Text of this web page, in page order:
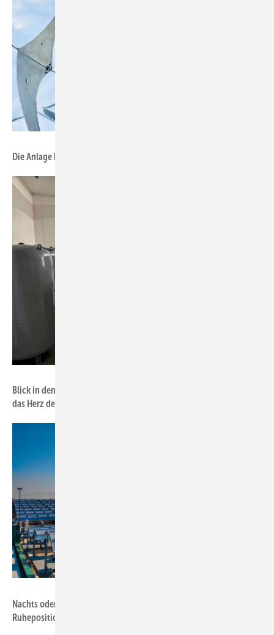
Die Anlage bei Novartis deckt den Bedarf an Prozesswärme ab.
Blick in den Technikraum einer Anlage: Thermische Speicher sind
das Herz der Systemtechnik.
Nachts oder bei Unwetter drehen sich die Spiegel in die
Ruheposition.